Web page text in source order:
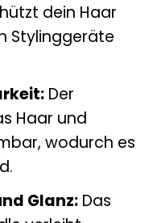
dein Haar
Stylinggeräte
Der
Haar und
wodurch es
Glanz:Das